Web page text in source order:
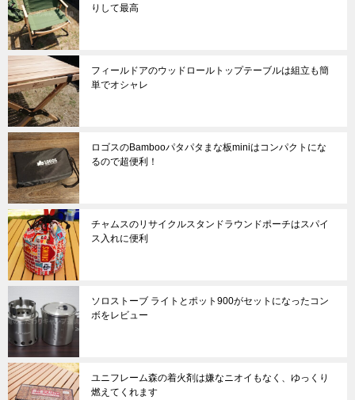
りして最高
フィールドアのウッドロールトップテーブルは組立も簡
単でオシャレ
ロゴスのBambooパタパタまな板miniはコンパクトにな
るので超便利！
チャムスのリサイクルスタンドラウンドポーチはスパイ
ス入れに便利
ソロストーブ ライトとポット900がセットになったコン
ボをレビュー
ユニフレーム森の着火剤は嫌なニオイもなく、ゆっくり
燃えてくれます